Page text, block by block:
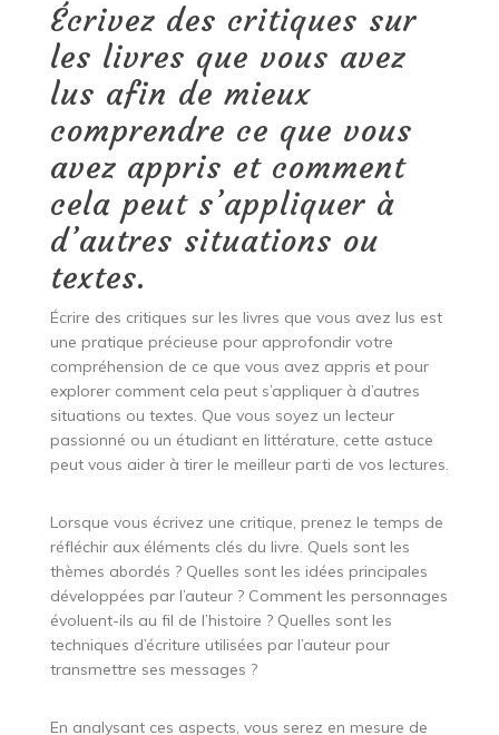
Écrivez des critiques sur
les livres que vous avez
lus afin de mieux
comprendre ce que vous
avez appris et comment
cela peut s’appliquer à
d’autres situations ou
textes.
Écrire des critiques sur les livres que vous avez lus est
une pratique précieuse pour approfondir votre
compréhension de ce que vous avez appris et pour
explorer comment cela peut s’appliquer à d’autres
situations ou textes. Que vous soyez un lecteur
passionné ou un étudiant en littérature, cette astuce
peut vous aider à tirer le meilleur parti de vos lectures.
Lorsque vous écrivez une critique, prenez le temps de
réfléchir aux éléments clés du livre. Quels sont les
thèmes abordés ? Quelles sont les idées principales
développées par l’auteur ? Comment les personnages
évoluent-ils au fil de l’histoire ? Quelles sont les
techniques d’écriture utilisées par l’auteur pour
transmettre ses messages ?
En analysant ces aspects, vous serez en mesure de